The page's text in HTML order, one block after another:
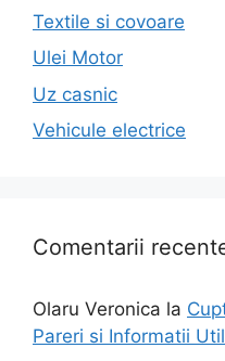
Textile si covoare
Ulei Motor
Uz casnic
Vehicule electrice
Comentarii
Olaru Veronica la
Pareri si Informatii